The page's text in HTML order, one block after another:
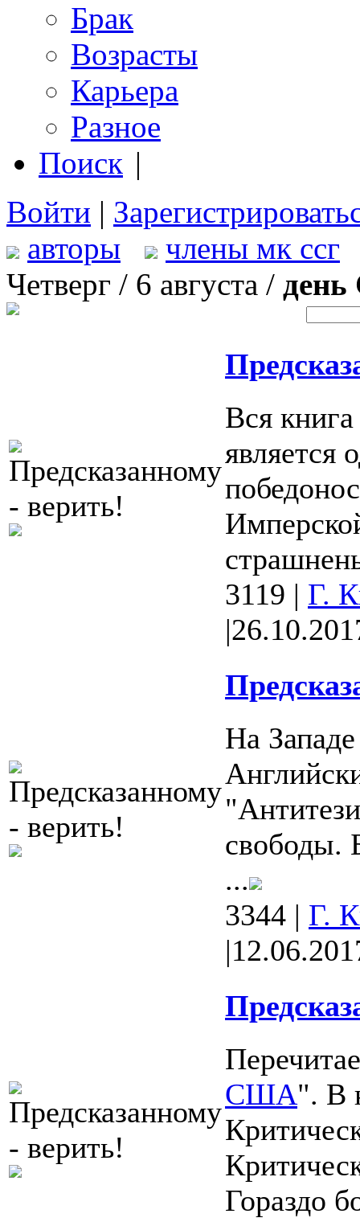
Брак
Возрасты
Карьера
Разное
Поиск |
Войти |
авторы
члены мк ссг
Четверг / 6 августа / день
Вся
является
3119 | Г.
|
На
свободы.
...
3344 | Г.
|
США". В
Гораздо